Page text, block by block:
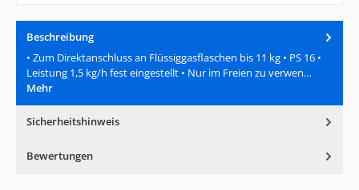
Beschreibung
• Zum Direktanschluss an Flüssiggasflaschen bis 11 kg • PS 16 •
Leistung 1,5 kg/h fest eingestellt • Nur im Freien zu verwen…
Mehr
Sicherheitshinweis
Bewertungen